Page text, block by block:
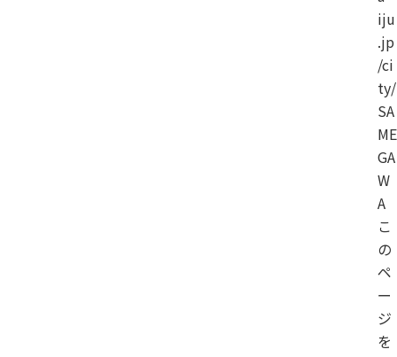
iju
.jp
/ci
ty/
SA
ME
GA
W
A
こ
の
ペ
ー
ジ
を